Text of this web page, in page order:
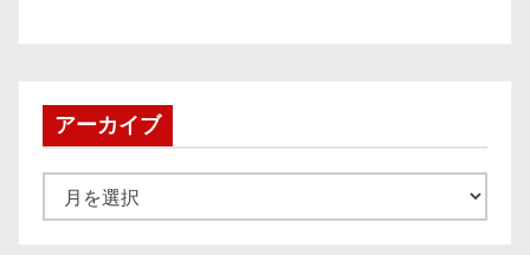
アーカイブ
ー